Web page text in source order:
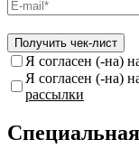
Я согласен (-на)
Я согласен (-на)
рассылки